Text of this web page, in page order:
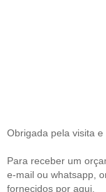
Obrigada pela visita
Para receber um
e-mail ou whatsapp,
fornecidos por aqui.